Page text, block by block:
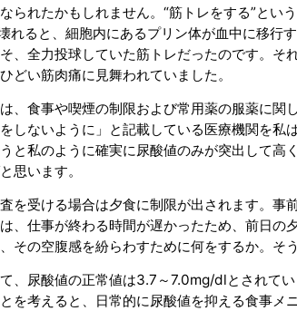
られたかもしれません。“筋トレをする”とい
れると、細胞内にあるプリン体が血中に移行
、全力投球していた筋トレだったのです。
どい筋肉痛に見舞われていました。
、食事や喫煙の制限および常用薬の服薬に関
しないように」と記載している医療機関を私
と私のように確実に尿酸値のみが突出して
思います。
を受ける場合は夕食に制限が出されます。事
、仕事が終わる時間が遅かったため、前日
その空腹感を紛らわすために何をするか。そ
、尿酸値の正常値は3.7～7.0mg/dlとされて
を考えると、日常的に尿酸値を抑える食事メ